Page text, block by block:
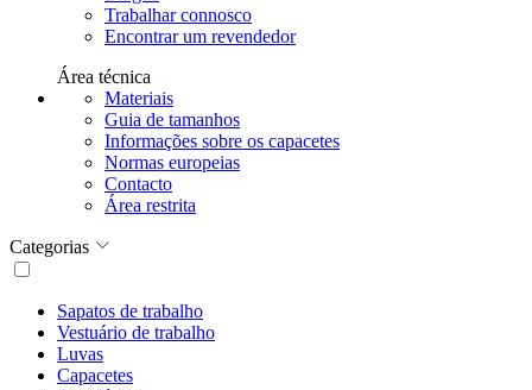
Trabalhar connosco
Encontrar um revendedor
Área técnica
Materiais
Guia de tamanhos
Informações sobre os capacetes
Normas europeias
Contacto
Área restrita
Categorias
Sapatos de trabalho
Vestuário de trabalho
Luvas
Capacetes